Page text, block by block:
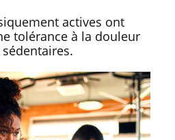
actives ont
tolérance à la douleur